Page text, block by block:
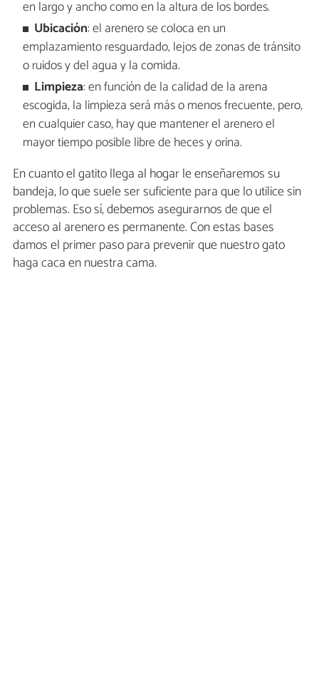
en largo y ancho como en la altura de los bordes.
Ubicación: el arenero se coloca en un
emplazamiento resguardado, lejos de zonas de tránsito
o ruidos y del agua y la comida.
Limpieza: en función de la calidad de la arena
escogida, la limpieza será más o menos frecuente, pero,
en cualquier caso, hay que mantener el arenero el
mayor tiempo posible libre de heces y orina.
En cuanto el gatito llega al hogar le enseñaremos su
bandeja, lo que suele ser suficiente para que lo utilice sin
problemas. Eso sí, debemos asegurarnos de que el
acceso al arenero es permanente. Con estas bases
damos el primer paso para prevenir que nuestro gato
haga caca en nuestra cama.